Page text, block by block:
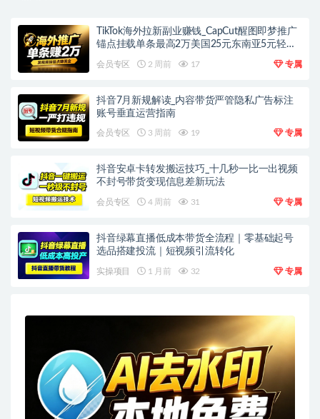
TikTok海外拉新副业赚钱_CapCut醒图即梦推广
锚点挂载单条最高2万美国25元东南亚5元轻资
会员专区 2 周前 17 专属
抖音7月新规解读_内容带货严管隐私广告标注
账号垂直运营指南
会员专区 3 周前 19 专属
抖音安卓卡转发搬运技巧_十几秒一比一出视频
不封号带货变现信息差新玩法
会员专区 4 周前 31 专属
抖音绿幕直播低成本带货全流程｜零基础起号
选品搭建投流｜短视频引流转化
实操项目 1 月前 32 专属